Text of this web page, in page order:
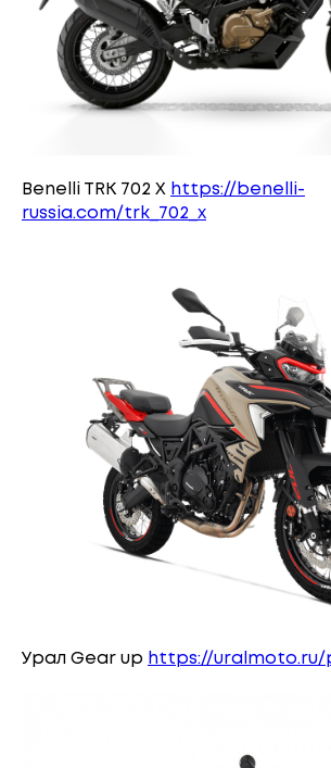
Benelli TRK 702 X https://benelli-
russia.com/trk_702_x
Урал Gear up https://uralmoto.ru/